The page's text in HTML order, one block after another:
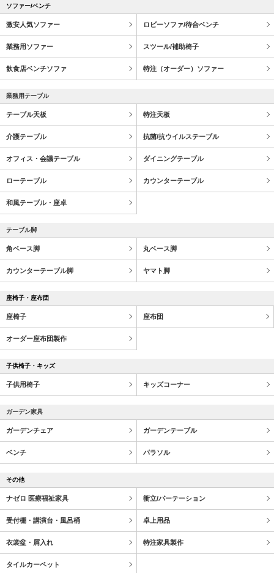
ソファー/ベンチ
激安人気ソファー ロビーソファ/待合ベンチ
業務用ソファー スツール/補助椅子
飲食店ベンチソファ 特注（オーダー）ソファー
業務用テーブル
テーブル天板 特注天板
介護テーブル 抗菌/抗ウイルステーブル
オフィス・会議テーブル ダイニングテーブル
ローテーブル カウンターテーブル
和風テーブル・座卓
テーブル脚
角ベース脚 丸ベース脚
カウンターテーブル脚 ヤマト脚
座椅子・座布団
座椅子 座布団
オーダー座布団製作
子供椅子・キッズ
子供用椅子 キッズコーナー
ガーデン家具
ガーデンチェア ガーデンテーブル
ベンチ パラソル
その他
ナゼロ 医療福祉家具 衝立/パーテーション
受付棚・講演台・風呂桶 卓上用品
衣裳盆・屑入れ 特注家具製作
タイルカーペット